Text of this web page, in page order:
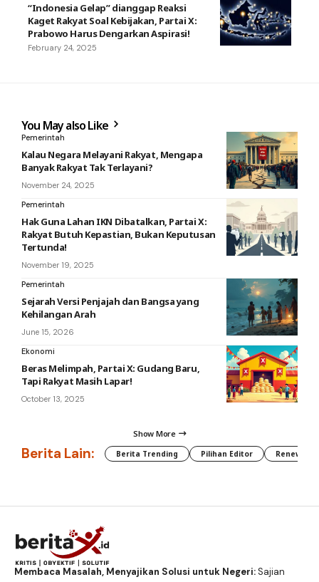
“Indonesia Gelap” dianggap Reaksi
Kaget Rakyat Soal Kebijakan, Partai X:
Prabowo Harus Dengarkan Aspirasi!
February 24, 2025
You May also Like
Pemerintah
Kalau Negara Melayani Rakyat, Mengapa
Banyak Rakyat Tak Terlayani?
November 24, 2025
Pemerintah
Hak Guna Lahan IKN Dibatalkan, Partai X:
Rakyat Butuh Kepastian, Bukan Keputusan
Tertunda!
November 19, 2025
Pemerintah
Sejarah Versi Penjajah dan Bangsa yang
Kehilangan Arah
June 15, 2026
Ekonomi
Beras Melimpah, Partai X: Gudang Baru,
Tapi Rakyat Masih Lapar!
October 13, 2025
Show More
Berita Lain: Berita Trending Pilihan Editor
Membaca Masalah, Menyajikan Solusi untuk Negeri:Sajian